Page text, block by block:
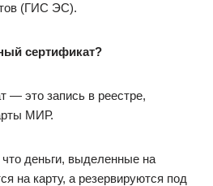
(ГИС ЭС).
сертификат?
— это запись в реестре,
МИР.
что деньги, выделенные на
на карту, а резервируются под